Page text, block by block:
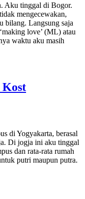
Aku tinggal di Bogor.
mengecewakan,
bilang. Langsung saja
love’ (ML) atau
waktu aku masih
Kost
di Yogyakarta, berasal
Di jogja ini aku tinggal
dan rata-rata rumah
putri maupun putra.